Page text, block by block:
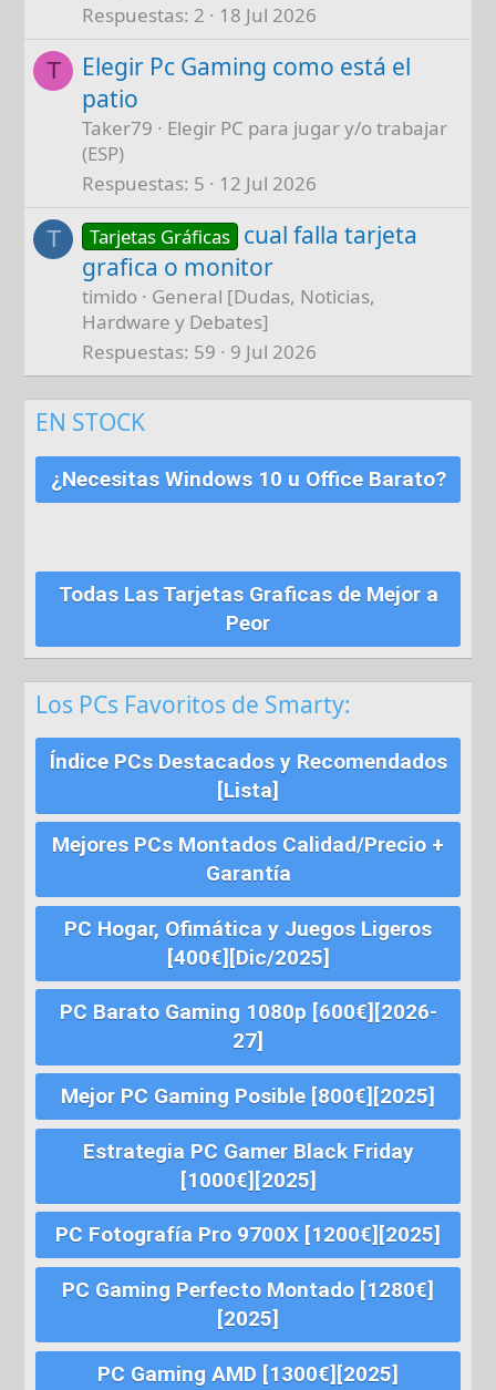
Respuestas 2 18 Jul 2026
T
Elegir Pc Gaming como está el
patio
Taker79
Elegir PC para jugar y/o trabajar
(ESP)
Respuestas 5 12 Jul 2026
T Tarjetas Gráficas cual falla tarjeta
grafica o monitor
timido
General [Dudas, Noticias,
Hardware y Debates]
Respuestas 59 9 Jul 2026
EN STOCK
¿Necesitas Windows 10 u Office Barato?
Todas Las Tarjetas Graficas de Mejor a
Peor
Los PCs Favoritos de Smarty:
Índice PCs Destacados y Recomendados
[Lista]
Mejores PCs Montados Calidad/Precio +
Garantía
PC Hogar, Ofimática y Juegos Ligeros
[400€][Dic/2025]
PC Barato Gaming 1080p [600€][2026-
27]
Mejor PC Gaming Posible [800€][2025]
Estrategia PC Gamer Black Friday
[1000€][2025]
PC Fotografía Pro 9700X [1200€][2025]
PC Gaming Perfecto Montado [1280€]
[2025]
PC Gaming AMD [1300€][2025]